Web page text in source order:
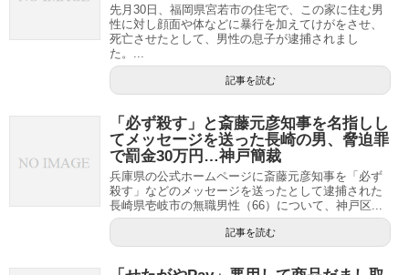
先月30日、福岡県宮若市の住宅で、この家に住む男
性に対し顔面や体などに暴行を加えてけがをさせ、
死亡させたとして、男性の息子が逮捕されまし
た。...
記事を読む
「必ず殺す」と斎藤元彦知事を名指しし
てメッセージを送った長崎の男、脅迫罪
で罰金30万円…神戸簡裁
兵庫県の公式ホームページに斎藤元彦知事を「必ず
殺す」などのメッセージを送ったとして逮捕された
長崎県壱岐市の無職男性（66）について、神戸区...
記事を読む